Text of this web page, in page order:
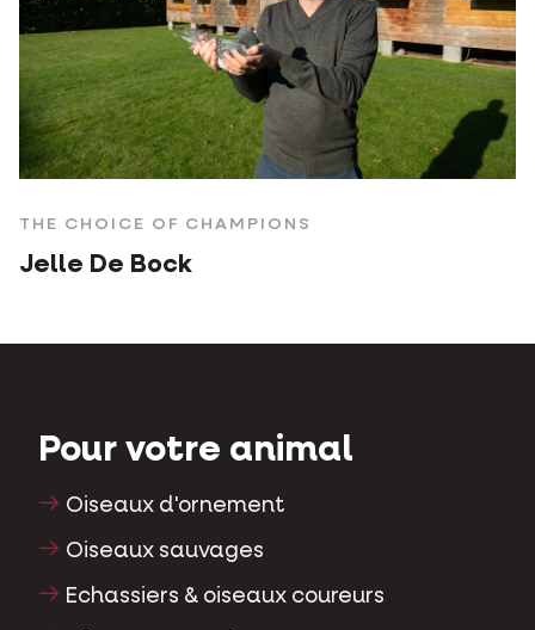
THE CHOICE OF CHAMPIONS
Jelle De Bock
Pour votre animal
Oiseaux d'ornement
Oiseaux sauvages
Echassiers & oiseaux coureurs